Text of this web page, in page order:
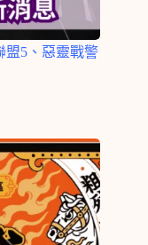
盟5、惡靈戰警